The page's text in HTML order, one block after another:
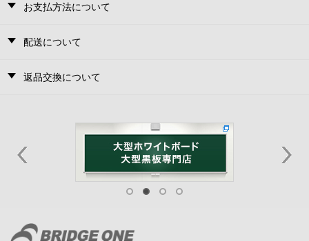
お支払方法について
配送について
返品交換について